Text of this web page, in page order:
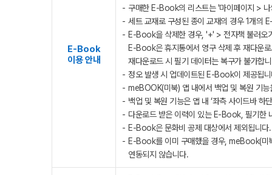
E-Book
이용 안내
구매한 E-Book의 리스트는 '마이페이지 >
세트 교재로 구성된 종이 교재의 경우 1개의
E-Book을 삭제한 경우, '+' > 전자책 불러오
E-Book은 휴지통에서 영구 삭제 후 재다운
재다운로드 시 필기 데이터는 복구가 불가합
정오 발생 시 업데이트된 E-Book이 제공됩
meBOOK(미북) 앱 내에서 백업 및 복원 기능
백업 및 복원 기능은 앱 내 ‘좌측 사이드바 하
다운로드 받은 이력이 있는 E-Book, 필기한
E-Book은 문화비 공제 대상에서 제외됩니다.
E-Book를 이미 구매했을 경우, meBook(미
연동되지 않습니다.